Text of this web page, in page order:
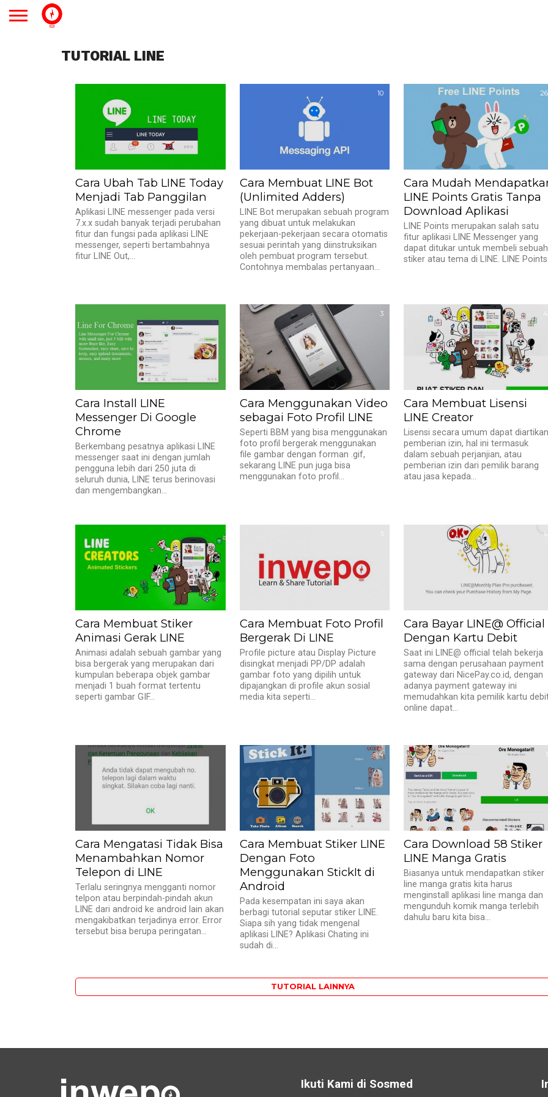
TUTORIAL LINE
Cara Ubah Tab LINE Today
Menjadi Tab Panggilan
Aplikasi LINE messenger pada versi
7.x.x sudah banyak terjadi perubahan
fitur dan fungsi pada aplikasi LINE
messenger, seperti bertambahnya
fitur LINE Out,...
10
Cara Membuat LINE Bot
(Unlimited Adders)
LINE Bot merupakan sebuah program
yang dibuat untuk melakukan
pekerjaan-pekerjaan secara otomatis
sesuai perintah yang diinstruksikan
oleh pembuat program tersebut.
Contohnya membalas pertanyaan...
26
Cara Mudah
LINE Points Gratis Tanpa
Download Aplikasi
LINE Points merupakan salah satu
fitur aplikasi LINE Messenger yang
dapat ditukar untuk membeli sebuah
stiker atau tema di LINE. LINE
Cara Install LINE
Messenger Di Google
Chrome
Berkembang pesatnya aplikasi LINE
messenger saat ini dengan jumlah
pengguna lebih dari 250 juta di
seluruh dunia, LINE terus berinovasi
dan mengembangkan...
3
Cara Menggunakan Video
sebagai Foto Profil LINE
Seperti BBM yang bisa menggunakan
foto profil bergerak menggunakan
file gambar dengan forman .gif,
sekarang LINE pun juga bisa
menggunakan foto profil...
4
Cara Membuat Lisensi
LINE Creator
Lisensi secara umum dapat
pemberian izin, hal ini termasuk
dalam sebuah perjanjian, atau
pemberian izin dari pemilik barang
atau jasa kepada...
Cara Membuat Stiker
Animasi Gerak LINE
Animasi adalah sebuah gambar yang
bisa bergerak yang merupakan dari
kumpulan beberapa objek gambar
menjadi 1 buah format tertentu
seperti gambar GIF...
3
Cara Membuat Foto Profil
Bergerak Di LINE
Profile picture atau Display Picture
disingkat menjadi PP/DP adalah
gambar foto yang dipilih untuk
dipajangkan di profile akun sosial
media kita seperti...
6
Cara Bayar LINE@ Official
Dengan Kartu Debit
Saat ini LINE@ official telah bekerja
sama dengan perusahaan payment
gateway dari NicePay.co.id, dengan
adanya payment gateway ini
memudahkan kita pemilik kartu
online dapat...
Cara Mengatasi Tidak Bisa
Menambahkan Nomor
Telepon di LINE
Terlalu seringnya mengganti nomor
telpon atau berpindah-pindah akun
LINE dari android ke android lain akan
mengakibatkan terjadinya error. Error
tersebut bisa berupa peringatan...
4
Cara Membuat Stiker LINE
Dengan Foto
Menggunakan StickIt di
Android
Pada kesempatan ini saya akan
berbagi tutorial seputar stiker LINE.
Siapa sih yang tidak mengenal
aplikasi LINE? Aplikasi Chating ini
sudah di...
1
Cara Download 58 Stiker
LINE Manga Gratis
Biasanya untuk mendapatkan stiker
line manga gratis kita harus
menginstall aplikasi line manga dan
mengunduh komik manga terlebih
dahulu baru kita bisa...
TUTORIAL LAINNYA
Ikuti Kami di Sosmed